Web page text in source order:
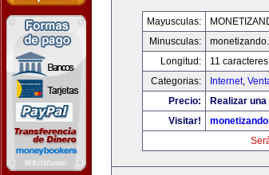
Mayusculas:
Minusculas:
Longitud:
11 caracteres
Categorias:
Internet,
Precio:
Realizar
Visitar!